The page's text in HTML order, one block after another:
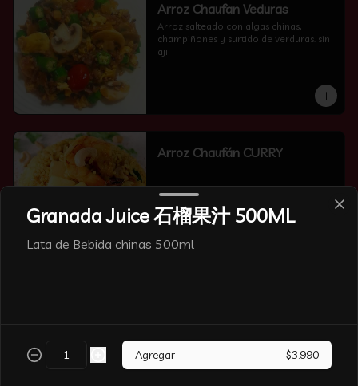
Arroz Chaufan Veduras
Arroz salteado con algas chinas,
champiñones y surtido de verduras. sin
aji
Arroz Chaufán CURRY
Granada Juice 石榴果汁 500ML
Lata de Bebida chinas 500ml
Agregar $3.990